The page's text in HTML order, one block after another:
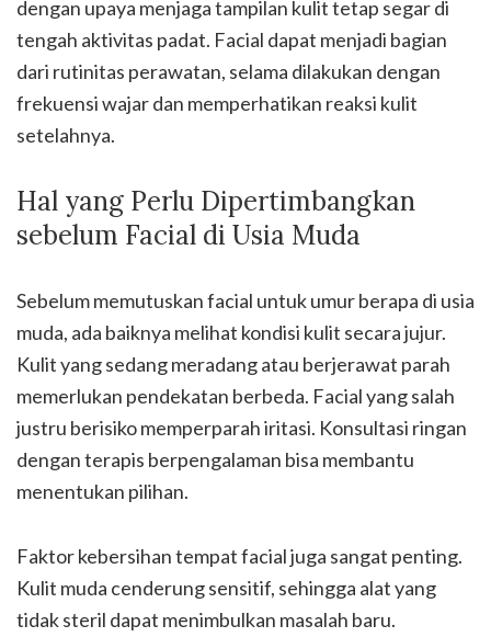
dengan upaya menjaga tampilan kulit tetap segar di
tengah aktivitas padat. Facial dapat menjadi bagian
dari rutinitas perawatan, selama dilakukan dengan
frekuensi wajar dan memperhatikan reaksi kulit
setelahnya.
Hal yang Perlu Dipertimbangkan
sebelum Facial di Usia Muda
Sebelum memutuskan facial untuk umur berapa di usia
muda, ada baiknya melihat kondisi kulit secara jujur.
Kulit yang sedang meradang atau berjerawat parah
memerlukan pendekatan berbeda. Facial yang salah
justru berisiko memperparah iritasi. Konsultasi ringan
dengan terapis berpengalaman bisa membantu
menentukan pilihan.
Faktor kebersihan tempat facial juga sangat penting.
Kulit muda cenderung sensitif, sehingga alat yang
tidak steril dapat menimbulkan masalah baru.